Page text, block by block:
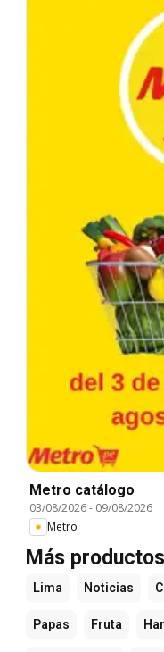
Metro catálogo
03/08/2026- 09/08/2026
Metro
Más
Lima Noticias
Papas Fruta